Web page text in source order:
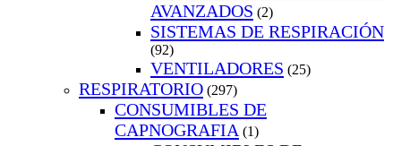
AVANZADOS (2)
SISTEMAS DE RESPIRACIÓN
(92)
VENTILADORES (25)
RESPIRATORIO (297)
CONSUMIBLES DE
CAPNOGRAFIA (1)